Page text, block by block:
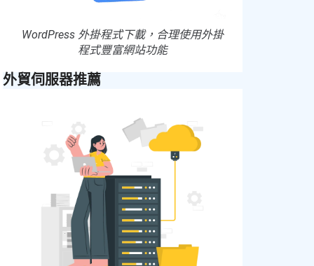
WordPress 外掛程式下載，合理使用外掛
程式豐富網站功能
外貿伺服器推薦